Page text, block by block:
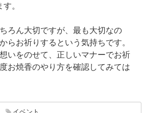
。
ろん大切ですが、最も大切なの
らお祈りするという気持ちです。
いをのせて、正しいマナーでお祈
お焼香のやり方を確認してみては